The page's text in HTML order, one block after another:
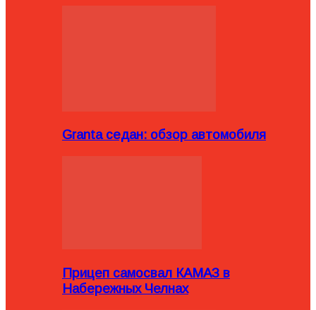
Granta седан: обзор автомобиля
Прицеп самосвал КАМАЗ в
Набережных Челнах